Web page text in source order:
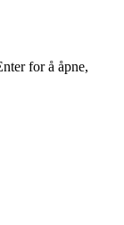
for å åpne,